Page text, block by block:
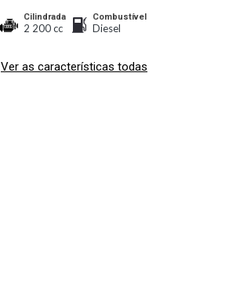
Cilindrada
2 200 cc
Combustível
Diesel
Ver as características todas